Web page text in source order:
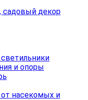
садовый декор
и опоры
насекомых и